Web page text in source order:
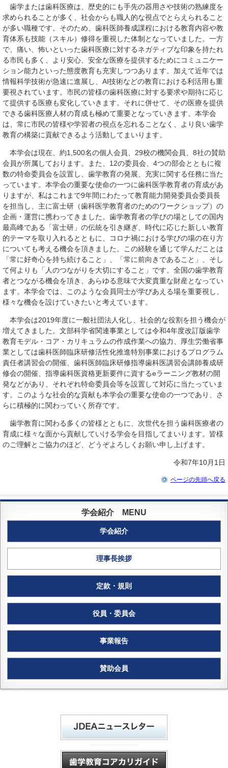
歯学または歯科医療は、歴史的にも手先の器用さや技術の熟練度を
求められることが多く、社会からも職人的な視点でとらえられること
が多い職種です。そのため、歯科医師養成課程における教育内容や教
育体系も技能（スキル）修得を重視した体制となっていました。一方
で、痛い、怖いといった歯科医療に対するネガティブな印象を持たれ
る市民も多く、より安心、安全な医療を提供するためにコミュニケー
ション能力といった態度教育も充実しつつあります。加えて近年では
情報科学技術が急速に進展し、AI技術などの教育における利活用も重
要視されています。市民の皆様の歯科医療に対する要求や期待に応じ
て提供する医療も変化していきます。それに併せて、その医療を提供
できる歯科医療人材の育成も極めて重要となっていきます。本学会
は、常に市民の皆様や学習者の視点を忘れることなく、より良い歯学
教育の構築に貢献できるよう活動してまいります。
本学会は現在、約1,500名の個人会員、29校の機関会員、8社の賛助
会員が所属しております。また、12の委員会、4つの部会とともに複
数の特命委員会を設置し、歯学教育の発展、充実に関する任務に当た
っています。本学会の重要な使命の一つに歯科医学教育者の育成があ
りますが、私はこれまで9年間にわたって教育能力開発委員会委員長
を担当し、主に富士研（歯科医学教育者のためのワークショップ）の
企画・運営に携わってきました。歯学教育者の学びの場としての国内
最高峰である「富士研」の伝統を引き継ぎ、時代に応じた新しい教育
的テーマを取り入れるとともに、コロナ禍における学びの場の在り方
についても考える機会を頂きました。この経験を通じて学んだことは
「常に好奇心を持ち続けること」、「常に前向きであること」、そし
て何よりも「人のつながりを大切にすること」です。全国の歯学教育
者とつながる機会を頂き、あらゆる意味で大変貴重な財産となってい
ます。本学会では、このような会員同士が学びあえる場を重要視し、
様々な機会を設けていきたいと考えています。
本学会は2019年度に一般社団法人化し、社会的な役割を担う機会が
増えてきました。文部科学省関連事業としては令和4年度改訂版歯学
教育モデル・コア・カリキュラムの作成作業への協力、厚生労働省事
業としては歯科医師臨床研修活性化推進特別事業におけるプログラム
責任者講習会の開催、歯科医師臨床研修指導歯科医講習会講師養成研
修会の開催、指導歯科医資格更新要件に資するeラーニング教材の開
発などがあり、それぞれ特命委員会等を設置して対応に当たっていま
す。このような社会的な貢献も本学会の重要な使命の一つであり、さ
らに積極的に関わっていく所存です。
歯学教育に関わる多くの皆様とともに、次世代を担う歯科医療者の
育成に様々な面から貢献していける学会を目指してまいります。皆様
のご理解とご協力のほど、どうぞよろしくお願い申し上げます。
令和7年10月1日
ページの先頭へ戻る
学会紹介
理事長挨拶
定款・規則
役員・委員会
事業報告
賛助会員